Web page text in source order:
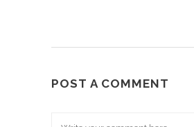
POST A COMMENT